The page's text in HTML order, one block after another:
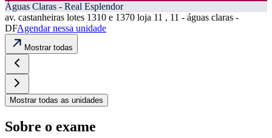
Águas Claras - Real Esplendor
av. castanheiras lotes 1310 e 1370 loja 11 , 11 - águas claras -
DFAgendar nessa unidade
Mostrar todas
Mostrar todas as unidades
Sobre o exame